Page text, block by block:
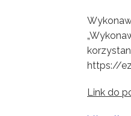
https://
Link do